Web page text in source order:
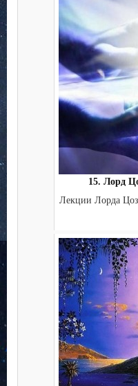
15. Лорд
Лекции Лорда